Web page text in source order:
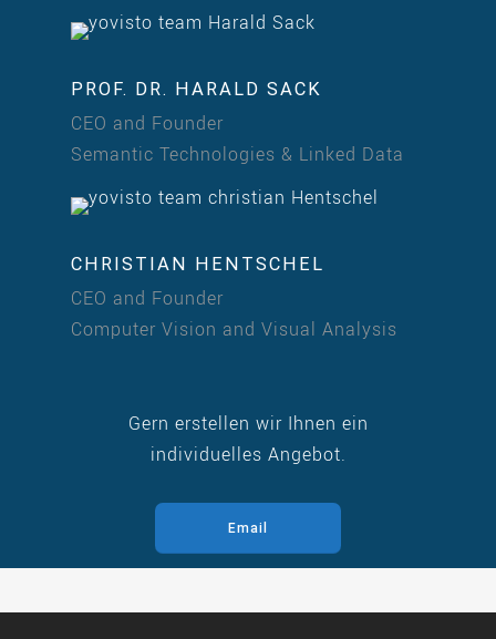
PROF. DR. HARALD SACK
CEO and Founder
Semantic Technologies & Linked Data
CHRISTIAN HENTSCHEL
CEO and Founder
Computer Vision and Visual Analysis
Gern erstellen wir Ihnen ein
individuelles Angebot.
Email